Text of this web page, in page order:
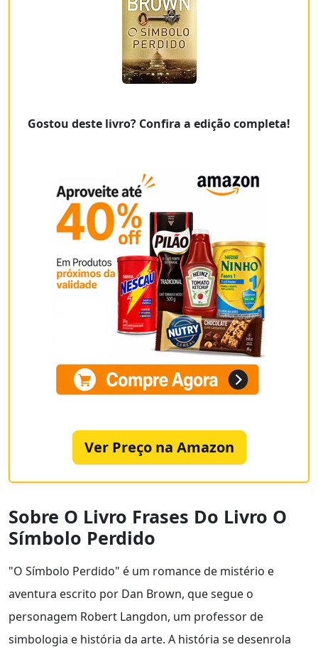
Gostou deste livro? Confira a edição completa!
Ver Preço na Amazon
Sobre O Livro Frases Do Livro O
Símbolo Perdido
"O Símbolo Perdido" é um romance de mistério e
aventura escrito por Dan Brown, que segue o
personagem Robert Langdon, um professor de
simbologia e história da arte. A história se desenrola